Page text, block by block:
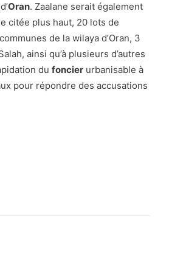
Oran. Zaalane serait également
citée plus haut, 20 lots de
de la wilaya d’Oran, 3
ainsi qu’à plusieurs d’autres
du foncier urbanisable à
pour répondre des accusations